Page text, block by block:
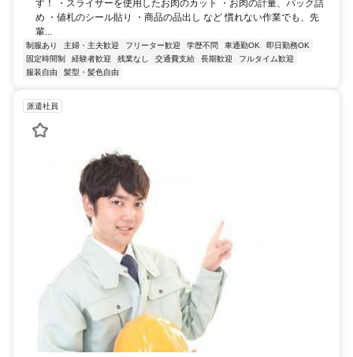
す！ ・スライサーを使用したお肉のカット ・お肉の計量、パック詰
め ・値札のシール貼り ・商品の品出し など 慣れない作業でも、先
輩...
制服あり 主婦・主夫歓迎 フリーター歓迎 学歴不問 車通勤OK
即日勤務OK
固定時間制
経験者歓迎 残業なし 交通費支給 長期歓迎
フルタイム歓迎
服装自由
髪型・髪色自由
派遣社員